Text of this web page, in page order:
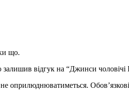
що.
залишив відгук на “Джинси
оприлюднюватиметься.